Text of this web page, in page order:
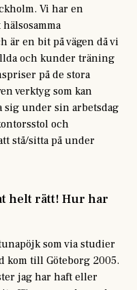
Vi har en
är en bit på vägen då vi
och kunder träning
på de stora
verktyg som kan
sig under sin arbetsdag
och
stå/sitta på under
helt rätt! Hur har
som via studier
kom till Göteborg 2005.
jag har haft eller